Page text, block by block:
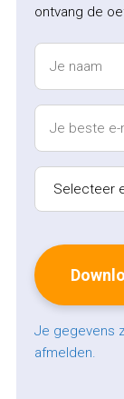
ontvang de
Je gegevens
afmelden.